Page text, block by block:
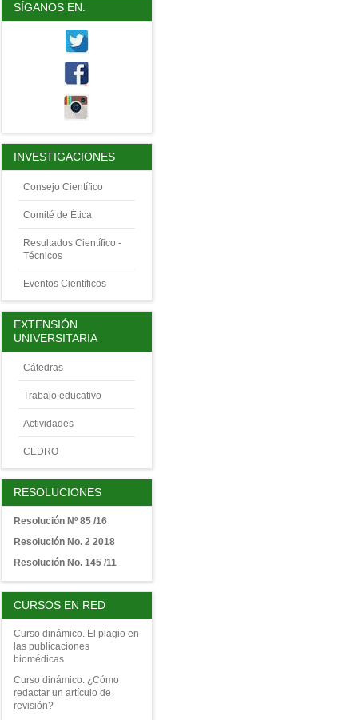
SÍGANOS EN:
INVESTIGACIONES
Consejo Científico
Comité de Ética
Resultados Científico -
Técnicos
Eventos Científicos
EXTENSIÓN
UNIVERSITARIA
Cátedras
Trabajo educativo
Actividades
CEDRO
RESOLUCIONES
Resolución Nº 85 /16
Resolución No. 2 2018
Resolución No. 145 /11
CURSOS EN RED
Curso dinámico. El plagio en
las publicaciones
biomédicas
Curso dinámico. ¿Cómo
redactar un artículo de
revisión?